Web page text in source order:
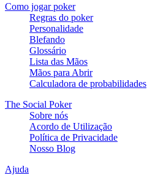
Como jogar poker
Regras do poker
Personalidade
Blefando
Glossário
Lista das Mãos
Mãos para Abrir
Calculadora de probabilidades
The Social Poker
Sobre nós
Acordo de Utilização
Política de Privacidade
Nosso Blog
Ajuda